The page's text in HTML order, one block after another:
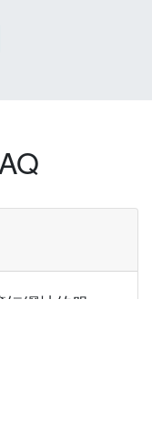
網址的服